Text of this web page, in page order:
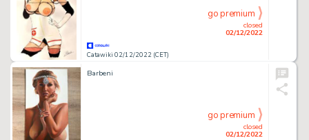
Catawiki 02/12/2022 (CET)
closed
02/12/2022
go premium
Barbeni
closed
02/12/2022
go premium